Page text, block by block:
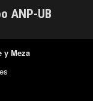
ANP-UB
y Meza